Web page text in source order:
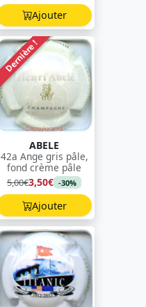
Ajouter
Dernière !
ABELE
42a Ange gris pâle,
fond crème pâle
5,00€3,50€ -30%
Ajouter